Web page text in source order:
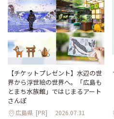
【チケットプレゼント】水辺の世
界から浮世絵の世界へ。「広島も
とまち水族館」ではじまるアート
さんぽ
広島県 [PR] 2026.07.31